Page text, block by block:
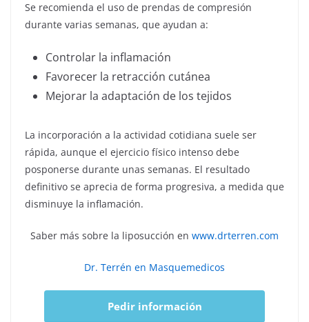
Se recomienda el uso de prendas de compresión
durante varias semanas, que ayudan a:
Controlar la inflamación
Favorecer la retracción cutánea
Mejorar la adaptación de los tejidos
La incorporación a la actividad cotidiana suele ser
rápida, aunque el ejercicio físico intenso debe
posponerse durante unas semanas. El resultado
definitivo se aprecia de forma progresiva, a medida que
disminuye la inflamación.
Saber más sobre la liposucción en www.drterren.com
Dr. Terrén en Masquemedicos
Pedir información